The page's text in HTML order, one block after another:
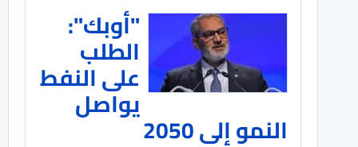
"أوبك":
الطلب
على النفط
يواصل
النمو إلى 2050